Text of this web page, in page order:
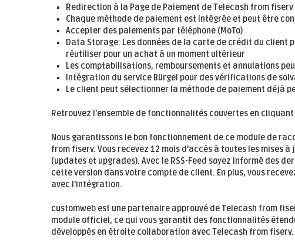
Redirection à la Page de Paiement de Telecash from
Chaque méthode de paiement est intégrée et peut être
Accepter des paiements par téléphone (MoTo)
Data Storage: Les données de la carte de crédit du client
réutiliser pour un achat à un moment ultérieur
Les comptabilisations, remboursements et annulations
Intégration du service Bürgel pour des vérifications de
Le client peut sélectionner la méthode de paiement déjà
Retrouvez l’ensemble de fonctionnalités couvertes en
Nous garantissons le bon fonctionnement de ce module de
from fiserv. Vous recevez 12 mois d'accès à toutes les mises à
(updates et upgrades). Avec le RSS-Feed soyez informé des
cette version dans votre compte de client. En plus, vous
avec l'intégration.
customweb est une partenaire approuvé de Telecash from
module officiel, ce qui vous garantit des fonctionnalités
développés en étroite collaboration avec Telecash from fiserv.